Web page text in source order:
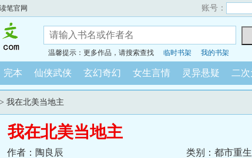
笔官网 账号：
温馨提示：更多作品，请搜索查找 临时书架 我的书架
完本 仙侠武侠 玄幻奇幻 女生言情 灵异悬疑 二次
我在北美当地主
我在北美当地主
作者：陶良辰 类别：都市重生